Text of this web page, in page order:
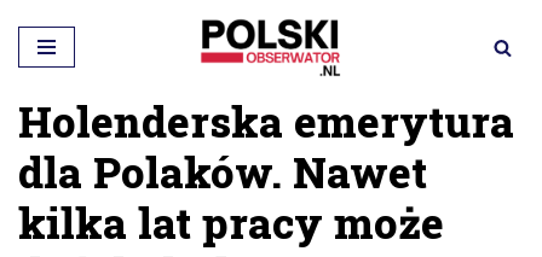
Przejdź
do
treści
Holenderska emerytura
dla Polaków. Nawet
kilka lat pracy może